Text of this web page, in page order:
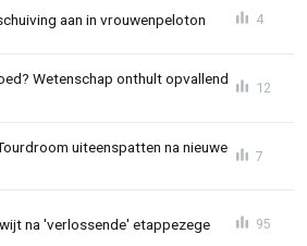
aan in vrouwenpeloton 4
Wetenschap onthult opvallend
12
uiteenspatten na nieuwe
7
na 'verlossende' etappezege 95